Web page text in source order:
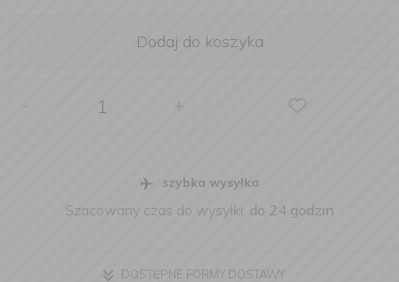
Dodaj do koszyka
- +
szybka wysyłka
Szacowany czas do wysyłki: do 24 godzin
DOSTĘPNE FORMY DOSTAWY